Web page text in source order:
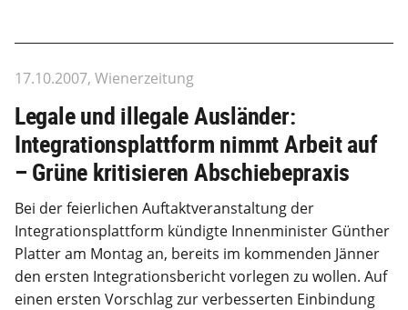
17.10.2007, Wienerzeitung
Legale und illegale Ausländer:
Integrationsplattform nimmt Arbeit auf
– Grüne kritisieren Abschiebepraxis
Bei der feierlichen Auftaktveranstaltung der
Integrationsplattform kündigte Innenminister Günther
Platter am Montag an, bereits im kommenden Jänner
den ersten Integrationsbericht vorlegen zu wollen. Auf
einen ersten Vorschlag zur verbesserten Einbindung